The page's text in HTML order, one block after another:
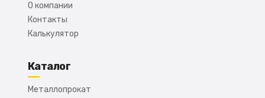
О компании
Контакты
Калькулятор
Каталог
Металлопрокат